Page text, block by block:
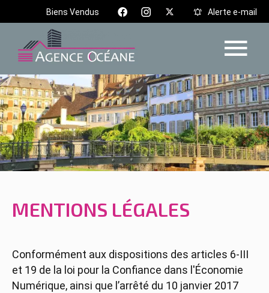
Biens Vendus Alerte e-mail
MENTIONS LÉGALES
Conformément aux dispositions des articles 6-III
et 19 de la loi pour la Confiance dans l'Économie
Numérique, ainsi que l’arrêté du 10 janvier 2017